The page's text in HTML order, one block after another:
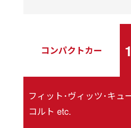
コンパクトカー
フィット･ヴィッツ･キュ
コルト etc.